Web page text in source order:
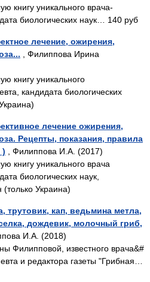
книгу уникального врача­
биологических наук… 140 руб
лечение, ожирения,
, Филиппова Ирина
книгу уникального
кандидата биологических
лечение ожирения,
Рецепты, показания, правила
) , Филиппова И.А. (2017)
книгу уникального врача
биологических наук,
Украина)
трутовик, кап, ведьмина метла,
дождевик, молочный гриб,
И.А. (2018)
Филипповой, известного врача&#
и редактора газеты "Грибная…